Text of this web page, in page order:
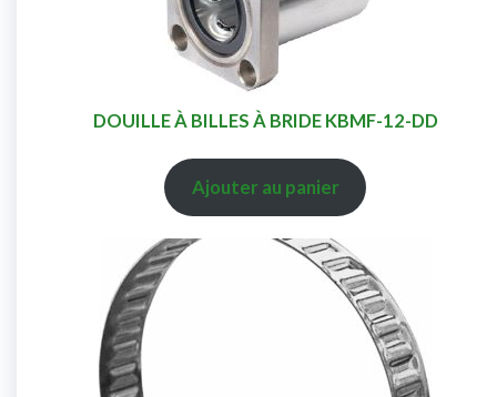
DOUILLE À BILLES À BRIDE KBMF-12-DD
Ajouter au panier